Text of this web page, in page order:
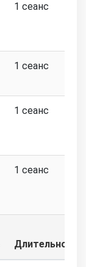
1 сеанс
1 сеанс
1 сеанс
1 сеанс
Длительность